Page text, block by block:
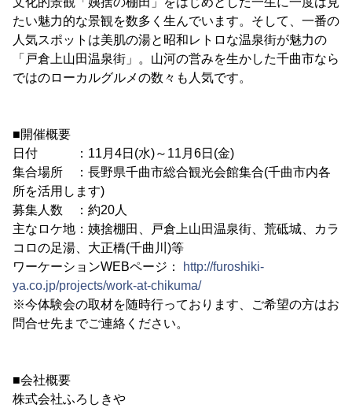
たい魅力的な景観を数多く生んでいます。そして、一番の
人気スポットは美肌の湯と昭和レトロな温泉街が魅力の
「戸倉上山田温泉街」。山河の営みを生かした千曲市なら
ではのローカルグルメの数々も人気です。
■開催概要
日付 ：11月4日(水)～11月6日(金)
集合場所 ：長野県千曲市総合観光会館集合(千曲市内各
所を活用します)
募集人数 ：約20人
主なロケ地：姨捨棚田、戸倉上山田温泉街、荒砥城、カラ
コロの足湯、大正橋(千曲川)等
ワーケーションWEBページ：
http://furoshiki-
ya.co.jp/projects/work-at-chikuma/
※今体験会の取材を随時行っております、ご希望の方はお
問合せ先までご連絡ください。
■会社概要
株式会社ふろしきや